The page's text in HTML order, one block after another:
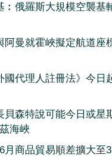
︰俄羅斯大規模空襲基
阿曼就霍峽擬定航道座
國代理人註冊法》今日
貝森特說可能今日或星
海峽
月商品貿易順差擴大至